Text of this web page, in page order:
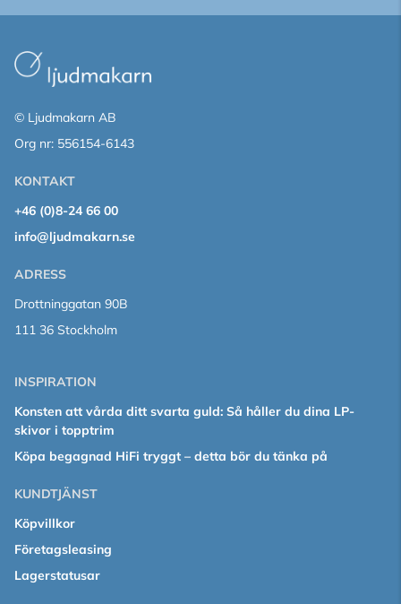
© Ljudmakarn AB
Org nr: 556154-6143
KONTAKT
+46 (0)8-24 66 00
info@ljudmakarn.se
ADRESS
Drottninggatan 90B
111 36 Stockholm
INSPIRATION
Konsten att vårda ditt svarta guld: Så håller du dina LP-
skivor i topptrim
Köpa begagnad HiFi tryggt – detta bör du tänka på
KUNDTJÄNST
Köpvillkor
Företagsleasing
Lagerstatusar